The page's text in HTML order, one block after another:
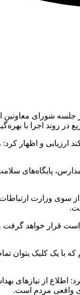
روند اجرا با
ارزیابی و اظهار
مدارس، پایگاه‌های
سوی وزارت
قرار خواهد
کلیک بتوان تمام
از نیازهای
واقعی مردم است.